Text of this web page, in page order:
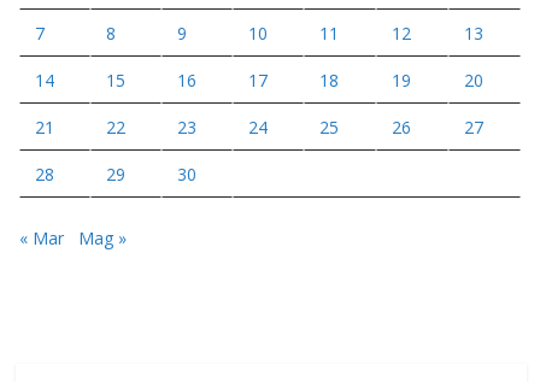
7 8 9 10 11 12 13
14 15 16 17 18 19 20
21 22 23 24 25 26 27
28 29 30
« Mar Mag »